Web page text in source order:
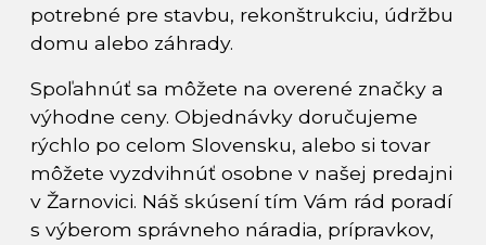
potrebné pre stavbu, rekonštrukciu, údržbu
domu alebo záhrady.
Spoľahnúť sa môžete na overené značky a
výhodne ceny. Objednávky doručujeme
rýchlo po celom Slovensku, alebo si tovar
môžete vyzdvihnúť osobne v našej predajni
v Žarnovici. Náš skúsení tím Vám rád poradí
s výberom správneho náradia, prípravkov,